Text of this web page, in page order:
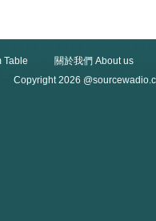
Table
關於我們 About us
Copyright 2026